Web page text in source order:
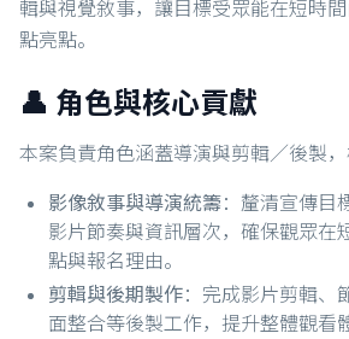
輯與視覺敘事，讓目標受眾能在短時
點亮點。
👤 角色與核心貢獻
本案負責角色涵蓋導演與剪輯／後製，
影像敘事與導演統籌：釐清宣傳目
影片節奏與資訊層次，確保觀眾在
點與報名理由。
剪輯與後期製作：完成影片剪輯、
面整合等後製工作，提升整體觀看